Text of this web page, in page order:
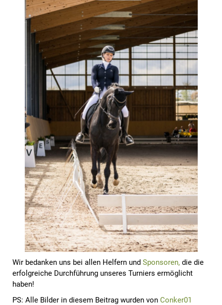
Wir bedanken uns bei allen Helfern und Sponsoren, die die
erfolgreiche Durchführung unseres Turniers ermöglicht
haben!
PS: Alle Bilder in diesem Beitrag wurden von Conker01